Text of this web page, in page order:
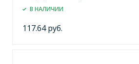
В НАЛИЧИИ
117.64 руб.